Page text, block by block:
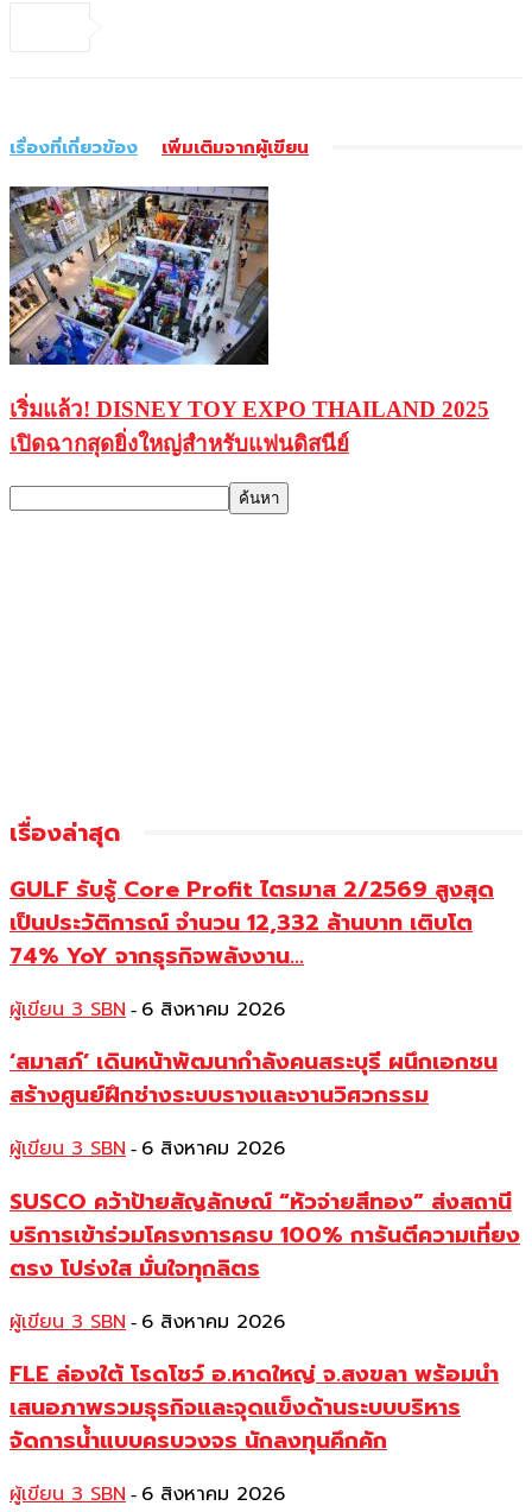
เรื่องที่เกี่ยวข้อง เพิ่มเติมจากผู้เขียน
เริ่มแล้ว! DISNEY TOY EXPO THAILAND 2025
เปิดฉากสุดยิ่งใหญ่สำหรับแฟนดิสนีย์
เรื่องล่าสุด
GULF รับรู้ Core Profit ไตรมาส 2/2569 สูงสุด
เป็นประวัติการณ์ จำนวน 12,332 ล้านบาท เติบโต
74% YoY จากธุรกิจพลังงาน...
ผู้เขียน 3 SBN - 6 สิงหาคม 2026
‘สมาสภ์’ เดินหน้าพัฒนากำลังคนสระบุรี ผนึกเอกชน
สร้างศูนย์ฝึกช่างระบบรางและงานวิศวกรรม
ผู้เขียน 3 SBN - 6 สิงหาคม 2026
SUSCO คว้าป้ายสัญลักษณ์ “หัวจ่ายสีทอง” ส่งสถานี
บริการเข้าร่วมโครงการครบ 100% การันตีความเที่ยง
ตรง โปร่งใส มั่นใจทุกลิตร
ผู้เขียน 3 SBN - 6 สิงหาคม 2026
FLE ล่องใต้ โรดโชว์ อ.หาดใหญ่ จ.สงขลา พร้อมนำ
เสนอภาพรวมธุรกิจและจุดแข็งด้านระบบบริหาร
จัดการน้ำแบบครบวงจร นักลงทุนคึกคัก
ผู้เขียน 3 SBN - 6 สิงหาคม 2026